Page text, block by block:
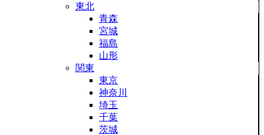
東北
青森
宮城
福島
山形
関東
東京
神奈川
埼玉
千葉
茨城